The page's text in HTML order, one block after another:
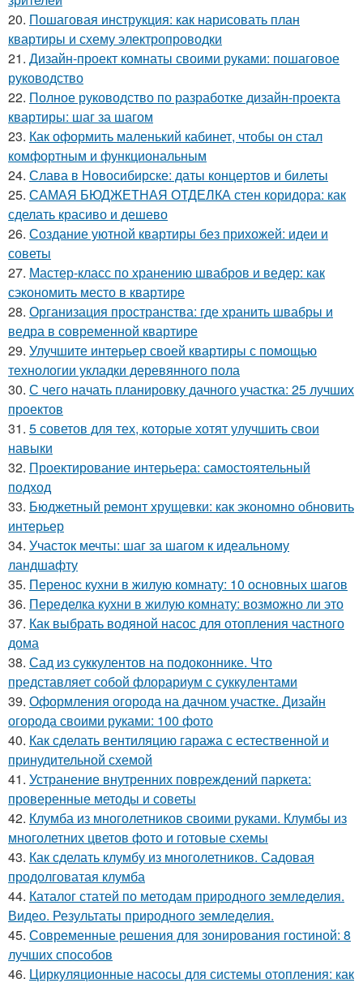
20. Пошаговая инструкция: как нарисовать план
квартиры и схему электропроводки
21. Дизайн-проект комнаты своими руками: пошаговое
руководство
22. Полное руководство по разработке дизайн-проекта
квартиры: шаг за шагом
23. Как оформить маленький кабинет, чтобы он стал
комфортным и функциональным
24. Слава в Новосибирске: даты концертов и билеты
25. САМАЯ БЮДЖЕТНАЯ ОТДЕЛКА стен коридора: как
сделать красиво и дешево
26. Создание уютной квартиры без прихожей: идеи и
советы
27. Мастер-класс по хранению швабров и ведер: как
сэкономить место в квартире
28. Организация пространства: где хранить швабры и
ведра в современной квартире
29. Улучшите интерьер своей квартиры с помощью
технологии укладки деревянного пола
30. С чего начать планировку дачного участка: 25 лучших
проектов
31. 5 советов для тех, которые хотят улучшить свои
навыки
32. Проектирование интерьера: самостоятельный
подход
33. Бюджетный ремонт хрущевки: как экономно обновить
интерьер
34. Участок мечты: шаг за шагом к идеальному
ландшафту
35. Перенос кухни в жилую комнату: 10 основных шагов
36. Переделка кухни в жилую комнату: возможно ли это
37. Как выбрать водяной насос для отопления частного
дома
38. Сад из суккулентов на подоконнике. Что
представляет собой флорариум с суккулентами
39. Оформления огорода на дачном участке. Дизайн
огорода своими руками: 100 фото
40. Как сделать вентиляцию гаража с естественной и
принудительной схемой
41. Устранение внутренних повреждений паркета:
проверенные методы и советы
42. Клумба из многолетников своими руками. Клумбы из
многолетних цветов фото и готовые схемы
43. Как сделать клумбу из многолетников. Садовая
продолговатая клумба
44. Каталог статей по методам природного земледелия.
Видео. Результаты природного земледелия.
45. Современные решения для зонирования гостиной: 8
лучших способов
46. Циркуляционные насосы для системы отопления: как